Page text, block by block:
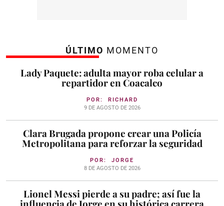
ÚLTIMO MOMENTO
Lady Paquete: adulta mayor roba celular a
repartidor en Coacalco
POR: RICHARD
9 DE AGOSTO DE 2026
Clara Brugada propone crear una Policía
Metropolitana para reforzar la seguridad
POR: JORGE
8 DE AGOSTO DE 2026
Lionel Messi pierde a su padre; así fue la